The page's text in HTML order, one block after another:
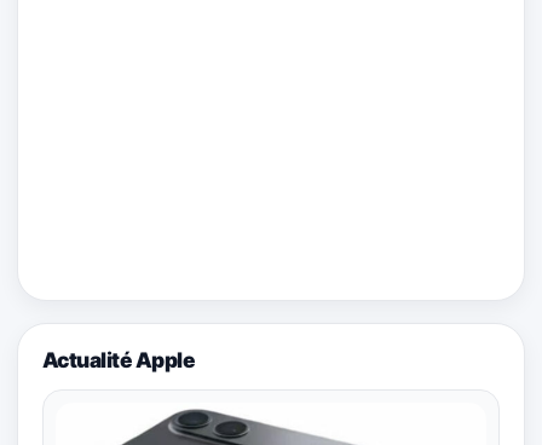
Actualité Apple